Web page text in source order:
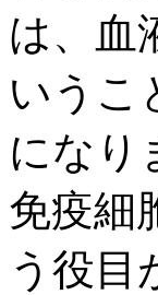
は、血
いうこ
になり
免疫細
う役目